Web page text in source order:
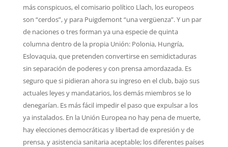
más conspicuos, el comisario político Llach, los europeos
son “cerdos”, y para Puigdemont “una vergüenza”. Y un par
de naciones o tres forman ya una especie de quinta
columna dentro de la propia Unión: Polonia, Hungría,
Eslovaquia, que pretenden convertirse en semidictaduras
sin separación de poderes y con prensa amordazada. Es
seguro que si pidieran ahora su ingreso en el club, bajo sus
actuales leyes y mandatarios, los demás miembros se lo
denegarían. Es más fácil impedir el paso que expulsar a los
ya instalados. En la Unión Europea no hay pena de muerte,
hay elecciones democráticas y libertad de expresión y de
prensa, y asistencia sanitaria aceptable; los diferentes países